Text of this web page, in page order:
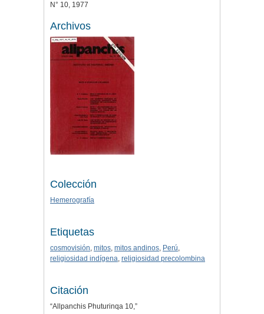
N° 10, 1977
Archivos
Colección
Hemerografía
Etiquetas
cosmovisión, mitos, mitos andinos, Perú,
religiosidad indígena, religiosidad precolombina
Citación
“Allpanchis Phuturinqa 10,”